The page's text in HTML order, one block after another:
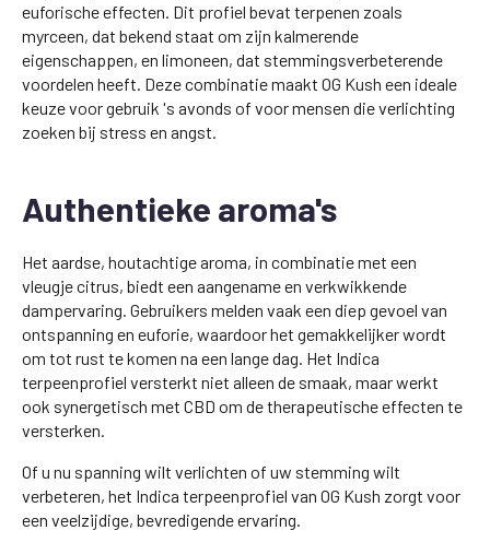
euforische effecten. Dit profiel bevat terpenen zoals
myrceen, dat bekend staat om zijn kalmerende
eigenschappen, en limoneen, dat stemmingsverbeterende
voordelen heeft. Deze combinatie maakt OG Kush een ideale
keuze voor gebruik 's avonds of voor mensen die verlichting
zoeken bij stress en angst.
Authentieke aroma's
Het aardse, houtachtige aroma, in combinatie met een
vleugje citrus, biedt een aangename en verkwikkende
dampervaring. Gebruikers melden vaak een diep gevoel van
ontspanning en euforie, waardoor het gemakkelijker wordt
om tot rust te komen na een lange dag. Het Indica
terpeenprofiel versterkt niet alleen de smaak, maar werkt
ook synergetisch met CBD om de therapeutische effecten te
versterken.
Of u nu spanning wilt verlichten of uw stemming wilt
verbeteren, het Indica terpeenprofiel van OG Kush zorgt voor
een veelzijdige, bevredigende ervaring.